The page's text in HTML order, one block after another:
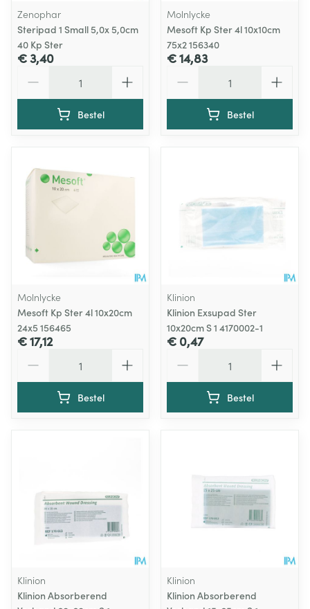
Zenophar
Steripad 1 Small 5,0x 5,0cm
40 Kp Ster
€ 3,40
Bestel
Molnlycke
Mesoft Kp Ster 4l 10x10cm
75x2 156340
€ 14,83
Bestel
Molnlycke
Mesoft Kp Ster 4l 10x20cm
24x5 156465
€ 17,12
Bestel
Klinion
Klinion Exsupad Ster
10x20cm S 1 4170002-1
€ 0,47
Bestel
Klinion
Klinion Absorberend
Klinion
Klinion Absorberend